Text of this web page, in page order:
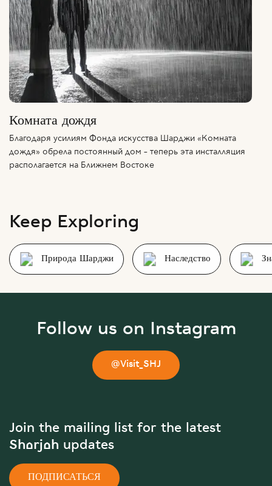
Комната дождя
Благодаря усилиям Фонда искусства Шарджи «Комната
дождя» обрела постоянный дом – теперь эта инсталляция
располагается на Ближнем Востоке
Keep Exploring
Природа Шарджи Наследство
Follow us on Instagram
@Visit_SHJ
Join the mailing list for the latest
Sharjah updates
ПОДПИСАТЬСЯ